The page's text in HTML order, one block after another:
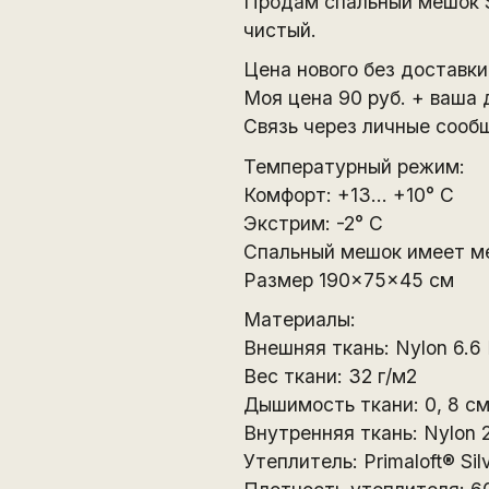
чистый.
Цена нового без
Моя цена 90 руб. + ваша
Связь через личные
Температурный режим:
Комфорт: +13… +10° С
Экстрим: -2° С
Спальный мешок имеет
Размер 190×75×45 см
Материалы:
Внешняя ткань: Nylon
Вес ткани: 32 г/м2
Дышимость ткани: 0, 8
Внутренняя ткань: Nylon
Утеплитель: Primaloft®